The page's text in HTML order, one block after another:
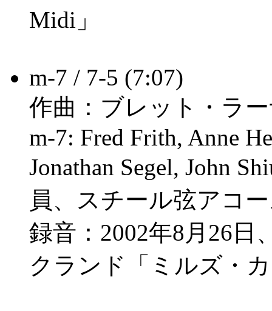
Midi」
m-7 / 7-5 (7:07)
作曲：ブレット・ラ
m-7: Fred Frith, Anne
Jonathan Segel, John
員、スチール弦アコ
録音：2002年8月26
クランド「ミルズ・